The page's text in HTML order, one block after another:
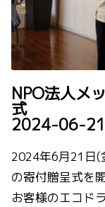
NPO法人メ
式
2024-06-21
2024年6月21日(
の寄付贈呈式を
お客様のエコド